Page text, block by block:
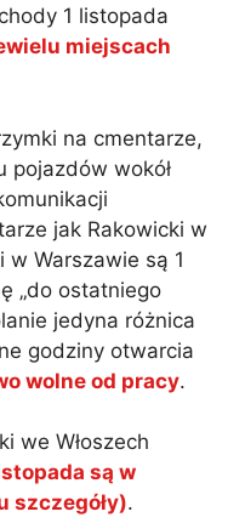
1 listopada
miejscach
na cmentarze,
pojazdów wokół
jak Rakowicki w
Warszawie są 1
„do ostatniego
jedyna różnica
godziny otwarcia
wolne od pracy.
we Włoszech
są w
szczegóły).